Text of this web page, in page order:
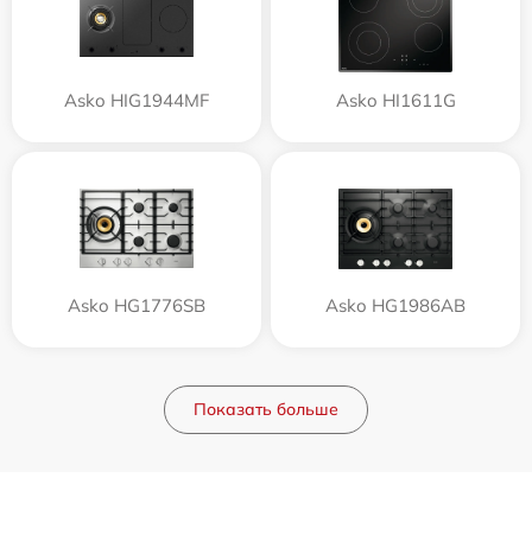
Asko HIG1944MF Asko HI1611G
Asko HG1776SB Asko HG1986AB
Показать больше